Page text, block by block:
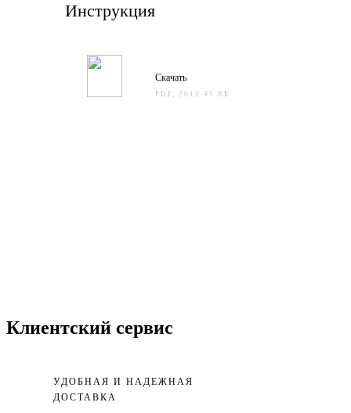
Инструкция
Скачать
PDF, 2012.45 КБ
Клиентский сервис
УДОБНАЯ И НАДЕЖНАЯ
ДОСТАВКА